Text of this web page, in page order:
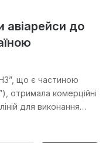
авіарейси до
що є частиною
отримала комерційні
для виконання…